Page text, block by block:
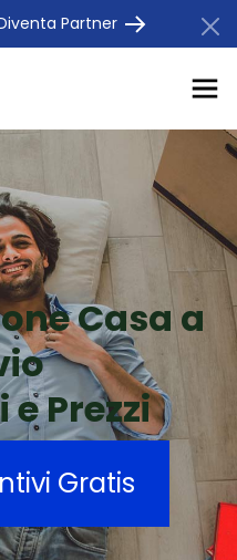
Partner
Casa a
Prezzi
Gratis